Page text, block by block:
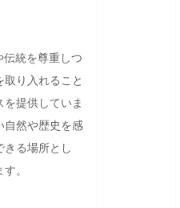
統を尊重しつ
り入れること
提供していま
自然や歴史を感
きる場所とし
。